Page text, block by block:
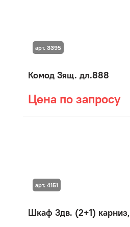
Комод 3ящ. дл.888
Цена по запросу
арт. 3395
Шкаф 3дв. (2+1)
арт. 4151